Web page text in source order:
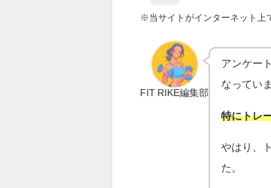
※当サイトがインターネット上
FIT RIKE編集部
アンケー
なってい
特にトレ
やはり、
た。